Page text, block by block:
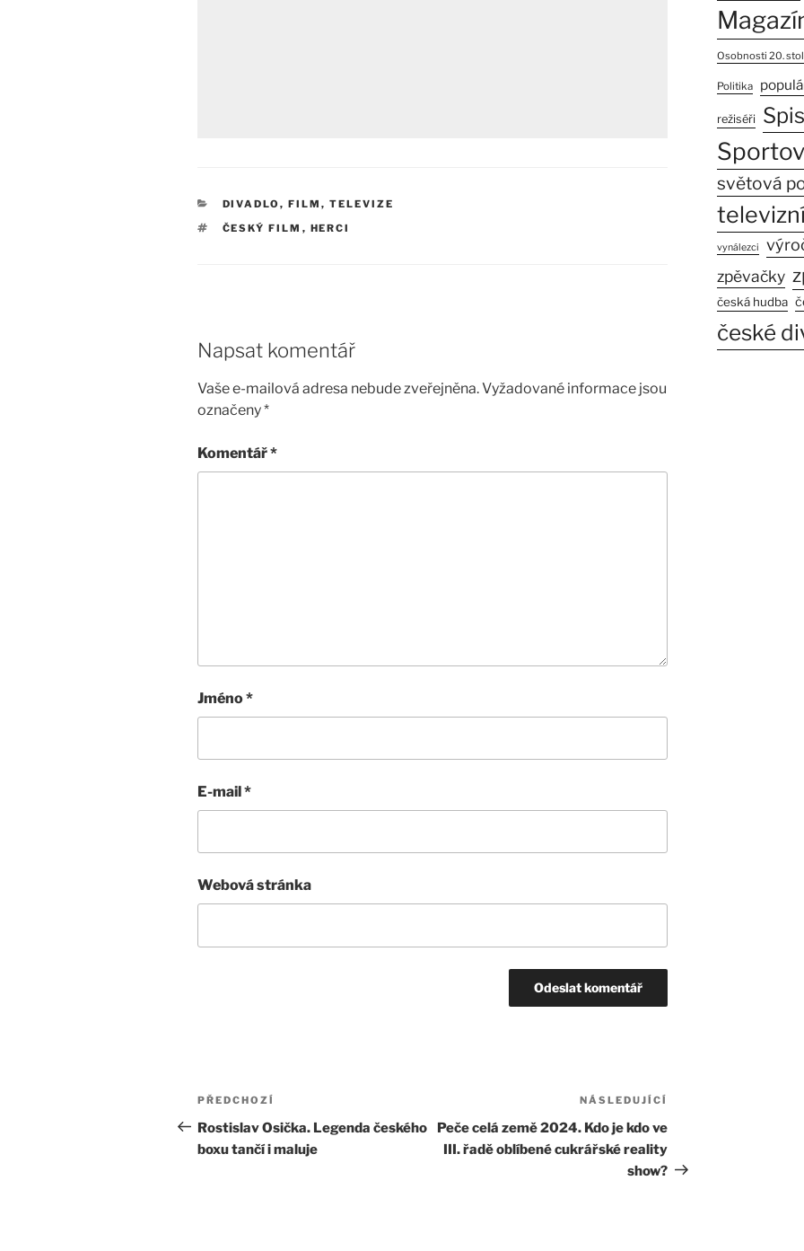
RUBRIKY
DIVADLO, FILM, TELEVIZE
ŠTÍTKY
ČESKÝ FILM , HERCI
Napsat komentář
Vaše e-mailová adresa nebude zveřejněna.Vyžadované informace jsou
označeny*
Komentář*
Jméno*
E-mail*
Webová stránka
Navigace
pro
příspěvek
Předchozí
příspěvek
PŘEDCHOZÍ
Rostislav Osička. Legenda českého
boxu tančí i maluje
příspěvek
NÁSLEDUJÍCÍ
Peče celá země 2024. Kdo je kdo ve
III. řadě oblíbené cukrářské reality
show?
Osobnosti 20.
Politika
režiséři
světová
vynálezci
zpěvačky
česká hudba
české